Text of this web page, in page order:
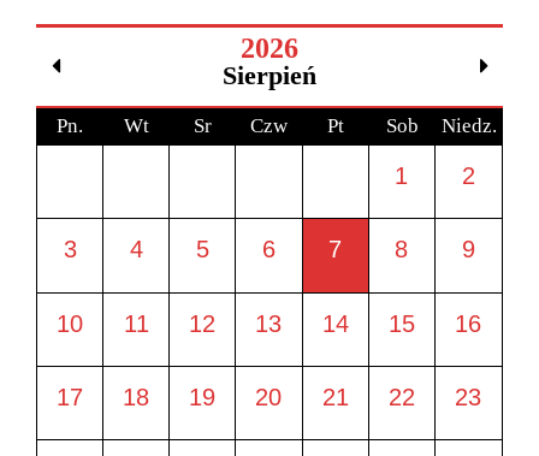
2026
Sierpień
Pn. Wt Sr Czw Pt Sob Niedz.
1 2
3 4 5 6 7 8 9
10 11 12 13 14 15 16
17 18 19 20 21 22 23